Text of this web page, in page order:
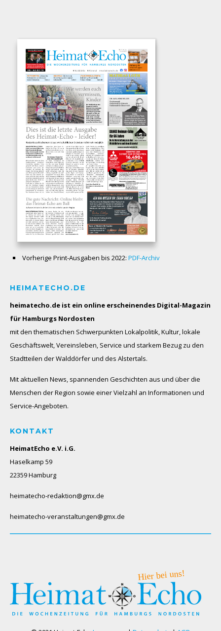
Vorherige Print-Ausgaben bis 2022: PDF-Archiv
HEIMATECHO.DE
heimatecho.de ist ein online erscheinendes Digital-Magazin
für Hamburgs Nordosten
mit den thematischen Schwerpunkten Lokalpolitik, Kultur, lokale
Geschäftswelt, Vereinsleben, Service und starkem Bezug zu den
Stadtteilen der Walddörfer und des Alstertals.
Mit aktuellen News, spannenden Geschichten aus und über die
Menschen der Region sowie einer Vielzahl an Informationen und
Service-Angeboten.
KONTAKT
HeimatEcho e.V. i.G.
Haselkamp 59
22359 Hamburg
heimatecho-redaktion@gmx.de
heimatecho-veranstaltungen@gmx.de